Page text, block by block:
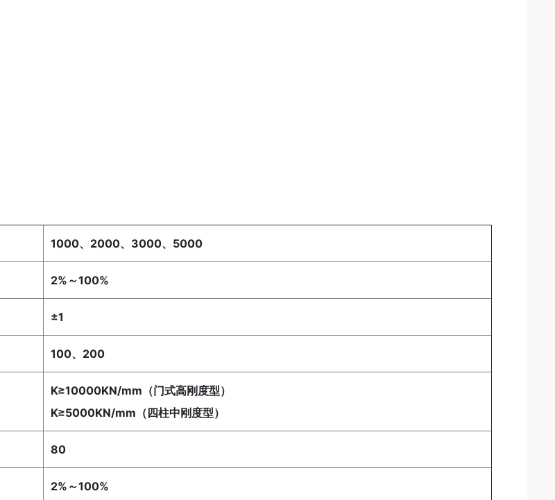
1000、2000、3000、5000
2%～100%
±1
100、200
K≥10000KN/mm（门式高刚度型）
K≥5000KN/mm（四柱中刚度型）
80
2%～100%